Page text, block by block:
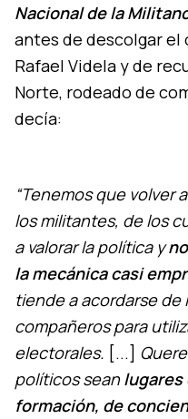
Nacional de la
antes de descolgar el
Rafael Videla y de
Norte, rodeado de
decía:
“Tenemos que volver
los militantes, de los
a valorar la política y
la mecánica casi
tiende a acordarse de
compañeros para
electorales. [...]
políticos seanlugares
formación, de